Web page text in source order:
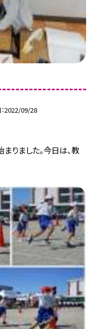
2022/09/28
りました。今日は、教